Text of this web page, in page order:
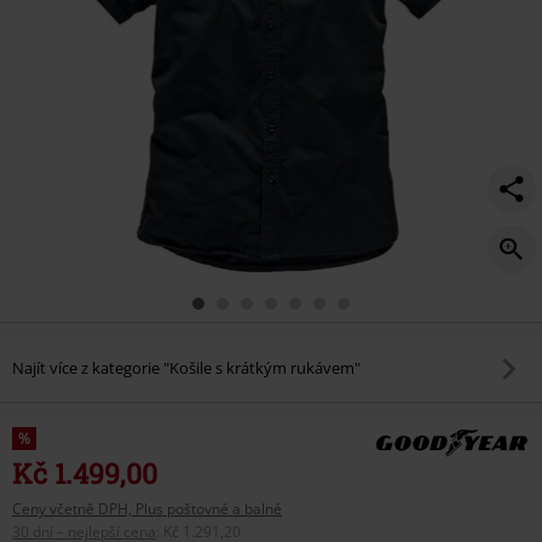
Najít více z kategorie "Košile s krátkým rukávem"
%
Kč 1.499,00
Ceny včetně DPH, Plus poštovné a balné
30 dní – nejlepší cena
Kč 1.291,20